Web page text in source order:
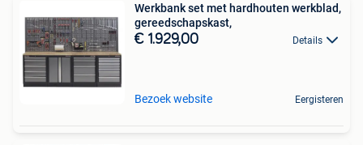
Werkbank set met hardhouten werkblad,
gereedschapskast,
€ 1.929,00 Details
Bezoek website Eergisteren